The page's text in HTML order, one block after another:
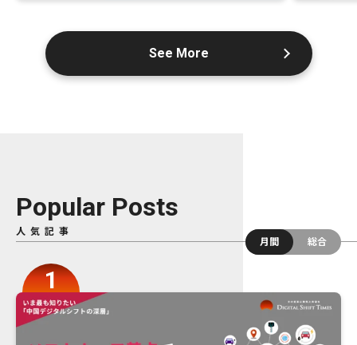
See More
Popular Posts
人気記事
月間
総合